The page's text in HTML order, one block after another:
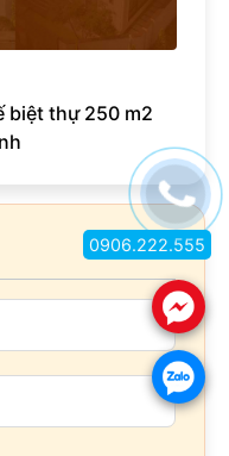
biệt thự 250 m2
.
.
0906.222.555